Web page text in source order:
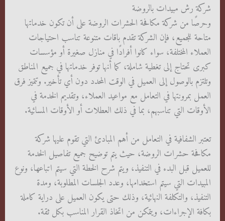
شركة رش مبيدات بالروضة
وحرصًا من شركة مكافحة الحشرات الروضة على أن تكون خدماتها
متاحة للجميع، فإن الشركة تقدم باقات متنوعة تناسب احتياجات
العملاء المختلفة، سواء كانوا أفرادًا في منازل صغيرة أو مؤسسات
كبرى تحتاج إلى تغطية شاملة، كما أنها توفر خدماتها في جميع المناطق
وتلتزم بالوصول إلى العميل في الوقت المحدد دون أي تأخير. وتتميز فرق
العمل بمرونتها في التعامل مع مواعيد العملاء، وتقديم الخدمة في
الأوقات التي تناسبهم، بما في ذلك العطلات أو الأوقات المسائية.
تعتبر الشفافية في التعامل من أهم المبادئ التي تقوم عليها شركة
مكافحة حشرات الروضة، حيث يتم توضيح جميع تفاصيل الخدمة
للعميل قبل البدء في التنفيذ، ويتم شرح الخطة التي سيتم اتباعها، ونوع
المبيدات التي سيتم استخدامها، وعدد الجلسات المطلوبة، ومدة
التنفيذ، والتكلفة النهائية، وذلك حتى يكون العميل على دراية كاملة
بكافة الإجراءات، ويتمكن من اتخاذ القرار المناسب بكل ثقة.